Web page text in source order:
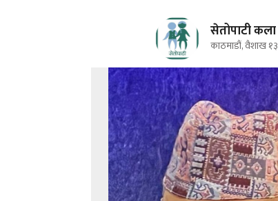
सेतोपाटी कला
काठमाडौं, वैशाख १३